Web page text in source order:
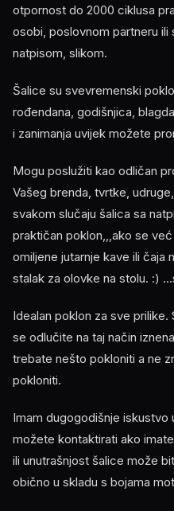
otpornost do 2000 ciklusa
osobi, poslovnom partneru ili
natpisom, slikom.
Šalice su svevremenski
rođendana, godišnjica,
i zanimanja uvijek možete
Mogu poslužiti kao odličan
Vašeg brenda, tvrtke,
svakom slučaju šalica sa
praktičan poklon,,,ako se
omiljene jutarnje kave ili
stalak za olovke na stolu. :)
Idealan poklon za sve
se odlučite na taj način
trebate nešto pokloniti a ne
pokloniti.
Imam dugogodišnje iskustvo
možete kontaktirati ako
ili unutrašnjost šalice može
obično u skladu s bojama